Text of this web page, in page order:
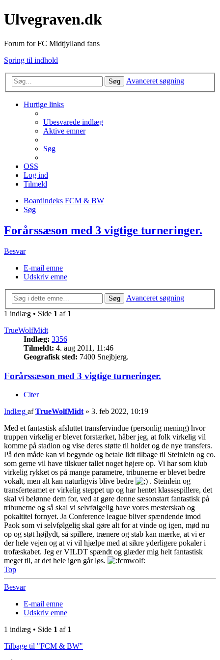
Ulvegraven.dk
Forum for FC Midtjylland fans
Spring til indhold
Søg Avanceret søgning
Hurtige links
Ubesvarede indlæg
Aktive emner
Søg
OSS
Log ind
Tilmeld
Boardindeks FCM & BW
Søg
Forårssæson med 3 vigtige turneringer.
Besvar
E-mail emne
Udskriv emne
Søg
Avanceret søgning
1 indlæg • Side 1 af 1
TrueWolfMidt
Indlæg: 3356
Tilmeldt: 4. aug 2011, 11:46
Geografisk sted: 7400 Snejbjerg.
Forårssæson med 3 vigtige turneringer.
Citer
Indlæg afTrueWolfMidt » 3. feb 2022, 10:19
Med et fantastisk afsluttet transfervindue (personlig mening) hvor
truppen virkelig er blevet forstærket, håber jeg, at folk virkelig vil
komme på stadion og vise deres støtte til holdet og de nye transfers.
På den måde kan vi begynde og betale lidt tilbage til Steinlein og co.
som gerne vil have tilskuer tallet noget højere op. Vi har som klub
virkelig rykket os på mange parametre, tribunerne er blevet bedre
vokalt, men alt kan naturligvis blive bedre
. Steinlein og
transferteamet er virkelig steppet up og har hentet klassespillere, det
skal vi belønne dem for, ved at gøre denne sæsonstart fantastisk på
tribunerne og så skal vi selvfølgelig have vores mesterskab og
pokaltitel fornyet. Ja Conference league bliver spændende imod
Paok som vi selvfølgelig skal gøre alt for at vinde og igen, mød nu
op og støt højlydt, så spillere, trænere og stab kan mærke, at vi er
der hele vejen og at vi vil hjælpe med at sikre yderligere pokaler i
trofæskabet. Jeg er VILDT spændt og glæder mig helt fantastisk
meget til, at det hele igen går løs.
Top
Besvar
E-mail emne
Udskriv emne
1 indlæg • Side 1 af 1
Tilbage til "FCM & BW"